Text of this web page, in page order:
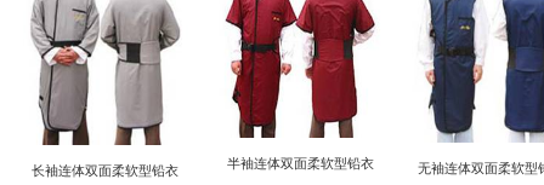
人性化结构设计，让您穿戴舒适；
4、 精密制作工艺：做工精雕细
经久耐用，让您用得放心；
5、 款式、品种齐全：丰富的尺